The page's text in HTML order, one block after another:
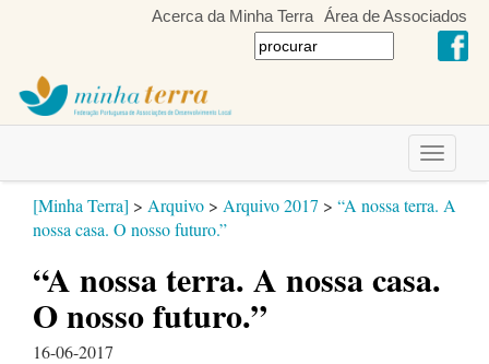
Acerca da Minha Terra Área de Associados
Toggle
[Minha Terra] > Arquivo > Arquivo 2017 > “A nossa terra. A
nossa casa. O nosso futuro.”
“A nossa terra. A nossa casa.
O nosso futuro.”
16-06-2017